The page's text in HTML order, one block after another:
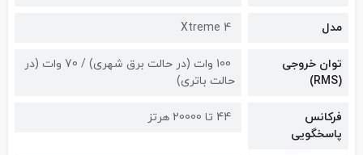
مدل Xtreme 4
توان خروجی
(RMS)
100 وات (در حالت برق شهری) / 70 وات (در
حالت باتری)
فرکانس
پاسخگویی
44 تا 20000 هرتز